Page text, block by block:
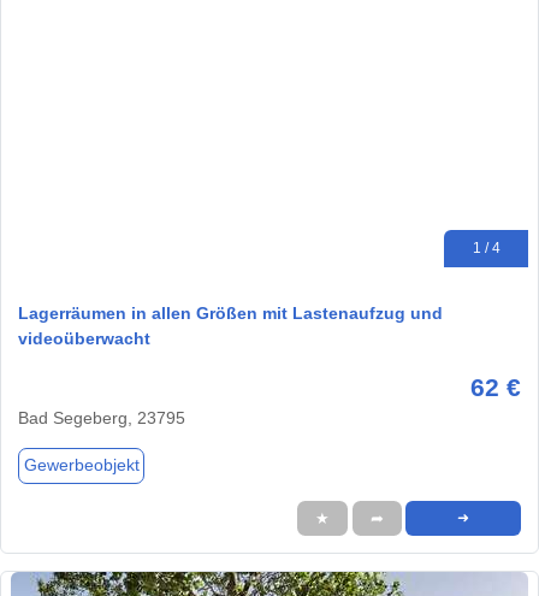
1 / 4
Lagerräumen in allen Größen mit Lastenaufzug und
videoüberwacht
62 €
Bad Segeberg, 23795
Gewerbeobjekt
★ ➦ ➜